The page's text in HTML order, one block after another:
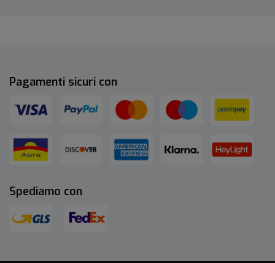
Pagamenti sicuri con
Spediamo con